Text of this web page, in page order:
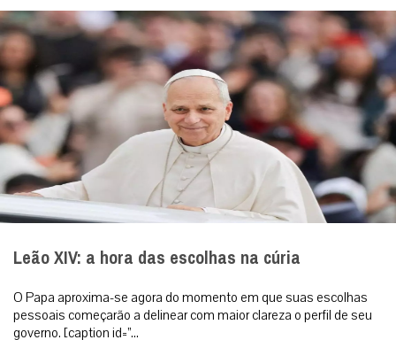
Leão XIV: a hora das escolhas na cúria
O Papa aproxima-se agora do momento em que suas escolhas
pessoais começarão a delinear com maior clareza o perfil de seu
governo. [caption id=”...